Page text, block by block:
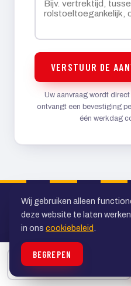
VERSTUUR DE
Uw aanvraag wordt
ontvangt een bevestiging
één werkdag
Uw specialist in
regio Utrecht. Al ruim veertig
Wij gebruiken alleen
deze website te laten
in ons cookiebeleid
BEGREPEN
BELLEN